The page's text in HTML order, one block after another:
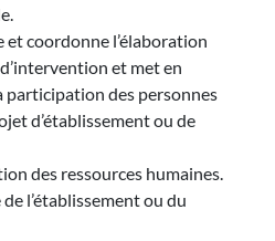
coordonne l’élaboration
et met en
participation des personnes
d’établissement ou de
des ressources humaines.
l’établissement ou du